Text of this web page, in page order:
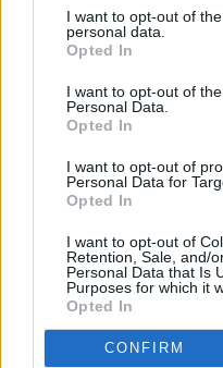
I want to opt-out of
personal data.
Opted In
I want to opt-out of
Personal Data.
Opted In
I want to opt-out of
Personal Data for
Opted In
I want to opt-out of
Retention, Sale, and/
Personal Data that Is
Purposes for which it
Opted In
CONFIRM
info[at]stivostime.gr
ΚΑΤΗΓΟΡΙΕΣ
Ροή Ειδήσεων